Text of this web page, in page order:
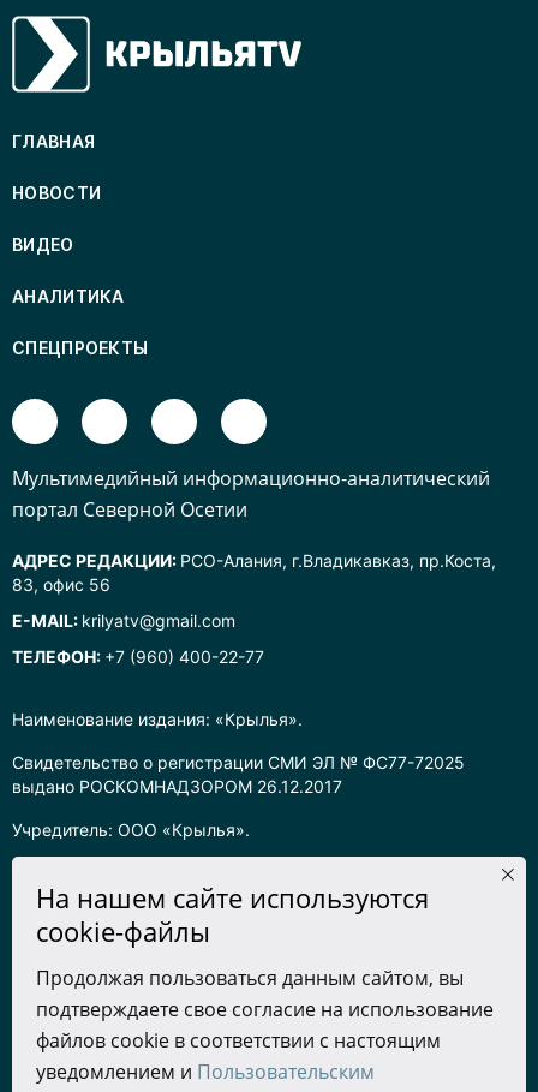
Наименование издания: «Крылья».
Свидетельство о регистрации СМИ ЭЛ № ФС77-72025
выдано РОСКОМНАДЗОРОМ 26.12.2017
Учредитель: ООО «Крылья».
Информация на сайте предназначена для лиц старше 16 лет.
защищены в соответствии с российским законодательством
об интеллектуальной собственности. Любое использование
текстовых, фото, аудио и видеоматериалов возможно только
с согласия правообладателя (ООО «Крылья») и при строгом
наличии ссылки на ресурс. Для сетевых ресурсов –
ГЛАВНАЯ
НОВОСТИ
ВИДЕО
АНАЛИТИКА
СПЕЦПРОЕКТЫ
Mультимедийный информационно-аналитический
портал Северной Осетии
АДРЕС РЕДАКЦИИ: РСО-Алания, г.Владикавказ, пр.Коста,
83, офис 56
E-MAIL: krilyatv@gmail.com
ТЕЛЕФОН: +7 (960) 400-22-77
На нашем сайте используются
cookie-файлы
Продолжая пользоваться данным сайтом, вы
подтверждаете свое согласие на использование
файлов cookie в соответствии с настоящим
уведомлением и Пользовательским